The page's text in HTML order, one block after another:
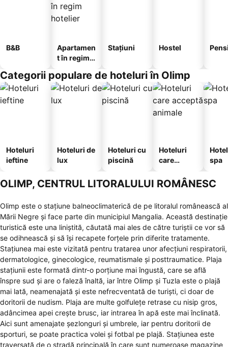
B&B
Apartamen
t în regim
Stațiuni Hostel
Categorii populare de hoteluri în Olimp
Hoteluri
ieftine
Hoteluri de
lux
Hoteluri cu
piscină
Hoteluri
care
animale
spa
OLIMP, CENTRUL LITORALULUI ROMÂNESC
Olimp este o stațiune balneoclimaterică de pe litoralul românească al
Mării Negre și face parte din municipiul Mangalia. Această destinație
turistică este una liniștită, căutată mai ales de către turiștii ce vor să
se odihnească și să își recapete forțele prin diferite tratamente.
Stațiunea mai este vizitată pentru tratarea unor afecțiuni respiratorii,
dermatologice, ginecologice, reumatismale și posttraumatice. Plaja
stațiunii este formată dintr-o porțiune mai îngustă, care se află
înspre sud și are o faleză înaltă, iar între Olimp și Tuzla este o plajă
mai lată, neamenajată și este nefrecventată de turiști, ci doar de
doritorii de nudism. Plaja are multe golfulețe retrase cu nisip gros,
adâncimea apei crește brusc, iar intrarea în apă este mai înclinată.
Aici sunt amenajate șezlonguri și umbrele, iar pentru doritorii de
sporturi, se poate practica volei și fotbal pe plajă. Stațiunea este
traversată de o stradă principală în care sunt numeroase magazine